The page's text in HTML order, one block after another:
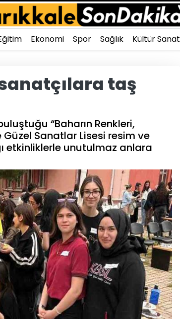
Ekonomi Spor Sağlık Kültür Sanat
taş
“Baharın Renkleri,
Güzel Sanatlar Lisesi resim ve
etkinliklerle unutulmaz anlara